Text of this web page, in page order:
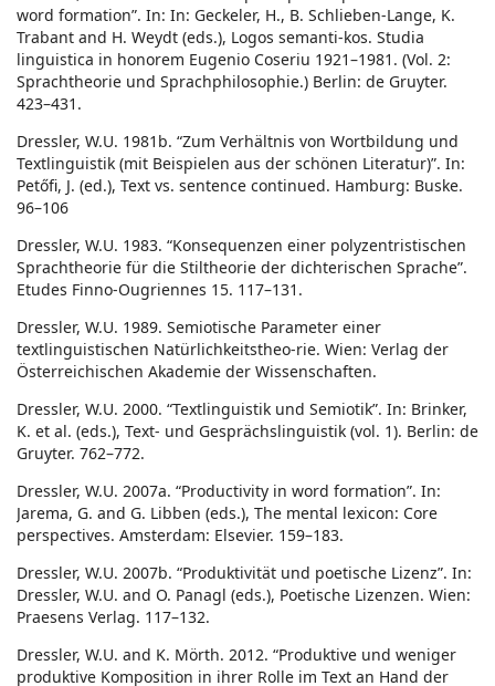
word formation”. In: In: Geckeler, H., B. Schlieben-Lange, K.
Trabant and H. Weydt (eds.), Logos semanti-kos. Studia
linguistica in honorem Eugenio Coseriu 1921–1981. (Vol. 2:
Sprachtheorie und Sprachphilosophie.) Berlin: de Gruyter.
423–431.
Dressler, W.U. 1981b. “Zum Verhältnis von Wortbildung und
Textlinguistik (mit Beispielen aus der schönen Literatur)”. In:
Petőfi, J. (ed.), Text vs. sentence continued. Hamburg: Buske.
96–106
Dressler, W.U. 1983. “Konsequenzen einer polyzentristischen
Sprachtheorie für die Stiltheorie der dichterischen Sprache”.
Etudes Finno-Ougriennes 15. 117–131.
Dressler, W.U. 1989. Semiotische Parameter einer
textlinguistischen Natürlichkeitstheo-rie. Wien: Verlag der
Österreichischen Akademie der Wissenschaften.
Dressler, W.U. 2000. “Textlinguistik und Semiotik”. In: Brinker,
K. et al. (eds.), Text- und Gesprächslinguistik (vol. 1). Berlin: de
Gruyter. 762–772.
Dressler, W.U. 2007a. “Productivity in word formation”. In:
Jarema, G. and G. Libben (eds.), The mental lexicon: Core
perspectives. Amsterdam: Elsevier. 159–183.
Dressler, W.U. 2007b. “Produktivität und poetische Lizenz”. In:
Dressler, W.U. and O. Panagl (eds.), Poetische Lizenzen. Wien:
Praesens Verlag. 117–132.
Dressler, W.U. and K. Mörth. 2012. “Produktive und weniger
produktive Komposition in ihrer Rolle im Text an Hand der